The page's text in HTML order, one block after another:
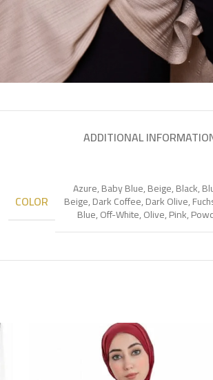
ADDITIONAL
COLOR
Azure,Baby Blue,Beige,Black,
Beige,Dark Coffee,Dark Olive,
Blue,Off-White,Olive,Pink,